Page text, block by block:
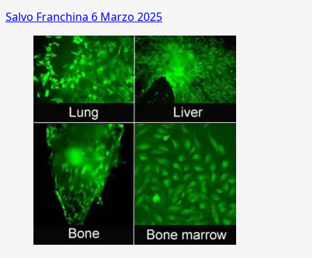
Salvo Franchina 6 Marzo 2025